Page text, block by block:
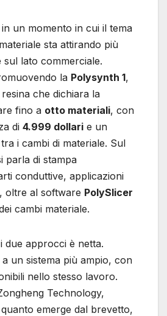
un momento in cui il tema
sta attirando più
lato commerciale.
la Polysynth 1,
che dichiara la
fino a otto materiali, con
di 4.999 dollari e un
i cambi di materiale. Sul
parla di stampa
conduttive, applicazioni
oltre al software PolySlicer
cambi materiale.
due approcci è netta.
un sistema più ampio, con
nello stesso lavoro.
Technology,
emerge dal brevetto,